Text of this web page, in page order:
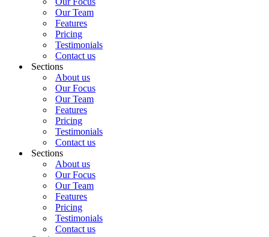
Our Team
Features
Pricing
Testimonials
Contact us
Sections
About us
Our Focus
Our Team
Features
Pricing
Testimonials
Contact us
Sections
About us
Our Focus
Our Team
Features
Pricing
Testimonials
Contact us